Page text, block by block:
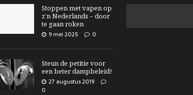
Stoppen met vapen op
z’n Nederlands – door
te gaan roken
9 mei 2025
0
Steun de petitie voor
een beter dampbeleid!
27 augustus 2019
0